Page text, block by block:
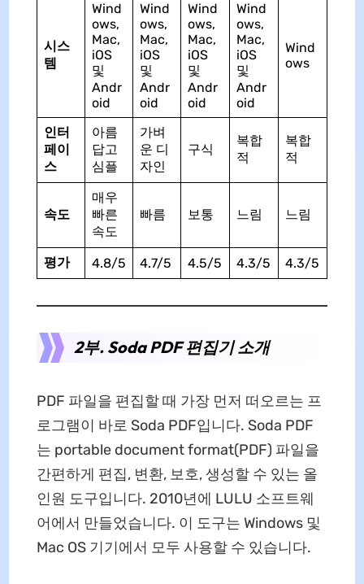
시스
템
Wind
ows,
Mac,
iOS
및
Andr
oid
Wind
ows,
Mac,
iOS
및
Andr
oid
Wind
ows,
Mac,
iOS
및
Andr
oid
Wind
ows,
Mac,
iOS
및
Andr
oid
Wind
ows
인터
페이
스
아름
답고
심플
가벼
운 디
자인
구식
복합
적
복합
적
속도
매우
빠른
속도
빠름 보통 느림 느림
평가 4.8/5 4.7/5 4.5/5 4.3/5 4.3/5
2부. Soda PDF 편집기 소개
PDF 파일을 편집할 때 가장 먼저 떠오르는 프
로그램이 바로 Soda PDF입니다. Soda PDF
는 portable document format(PDF) 파일을
간편하게 편집, 변환, 보호, 생성할 수 있는 올
인원 도구입니다. 2010년에 LULU 소프트웨
어에서 만들었습니다. 이 도구는 Windows 및
Mac OS 기기에서 모두 사용할 수 있습니다.